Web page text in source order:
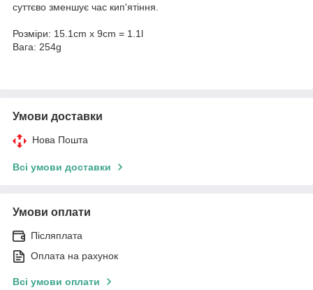
суттєво зменшує час кип'ятіння.
Розміри: 15.1cm x 9cm = 1.1l
Вага: 254g
Умови доставки
Нова Пошта
Всі умови доставки
Умови оплати
Післяплата
Оплата на рахунок
Всі умови оплати